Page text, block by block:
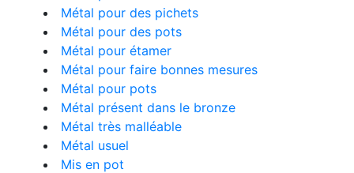
Métal pour des pichets
Métal pour des pots
Métal pour étamer
Métal pour faire bonnes mesures
Métal pour pots
Métal présent dans le bronze
Métal très malléable
Métal usuel
Mis en pot